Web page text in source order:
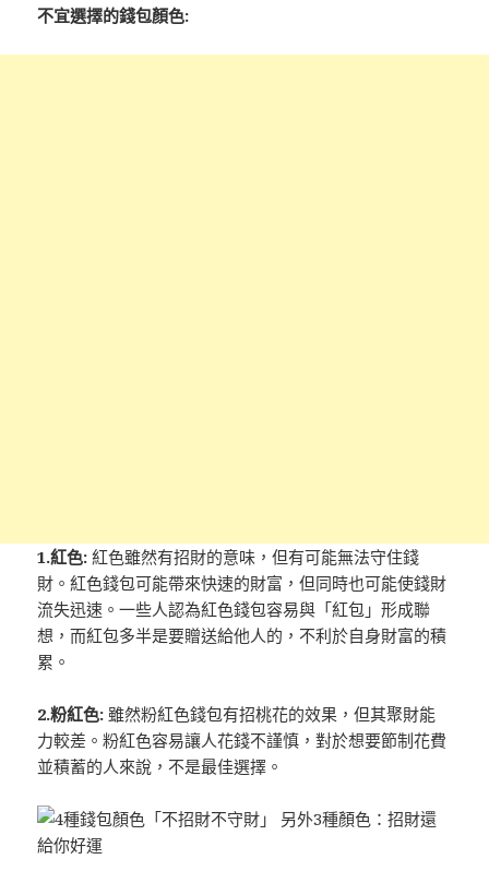
不宜選擇的錢包顏色:
1.紅色: 紅色雖然有招財的意味，但有可能無法守住錢
財。紅色錢包可能帶來快速的財富，但同時也可能使錢財
流失迅速。一些人認為紅色錢包容易與「紅包」形成聯
想，而紅包多半是要贈送給他人的，不利於自身財富的積
累。
2.粉紅色: 雖然粉紅色錢包有招桃花的效果，但其聚財能
力較差。粉紅色容易讓人花錢不謹慎，對於想要節制花費
並積蓄的人來說，不是最佳選擇。